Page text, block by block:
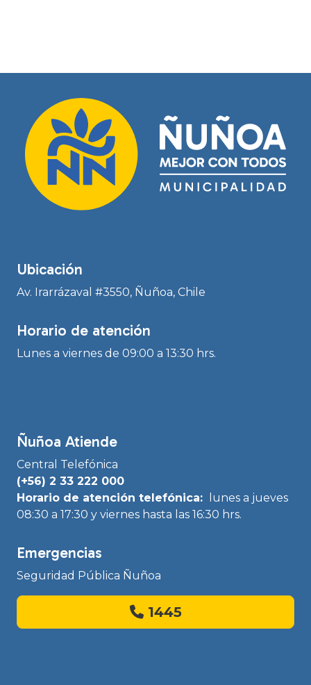
Ubicación
Av. Irarrázaval #3550, Ñuñoa, Chile
Horario de atención
Lunes a viernes de 09:00 a 13:30 hrs.
Ñuñoa Atiende
Central Telefónica
(+56) 2 33 222 000
Horario de atención telefónica:
lunes a jueves
08:30 a 17:30 y viernes hasta las 16:30 hrs.
Emergencias
Seguridad Pública Ñuñoa
1445